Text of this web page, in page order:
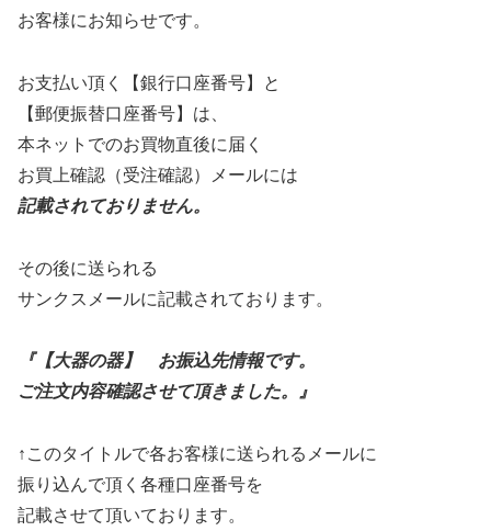
お客様にお知らせです。
お支払い頂く【銀行口座番号】と
【郵便振替口座番号】は、
本ネットでのお買物直後に届く
お買上確認（受注確認）メールには
記載されておりません。
その後に送られる
サンクスメールに記載されております。
『【大器の器】 お振込先情報です。
ご注文内容確認させて頂きました。』
↑このタイトルで各お客様に送られるメールに
振り込んで頂く各種口座番号を
記載させて頂いております。